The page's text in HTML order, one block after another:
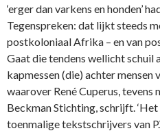
‘erger dan varkens en honden’
Tegenspreken: dat lijkt steeds
postkoloniaal Afrika – en van
Gaat die tendens wellicht schuil
kapmessen (die) achter mensen
waarover RenéCuperus, tevens
Beckman Stichting, schrijft.
toenmalige tekstschrijvers van